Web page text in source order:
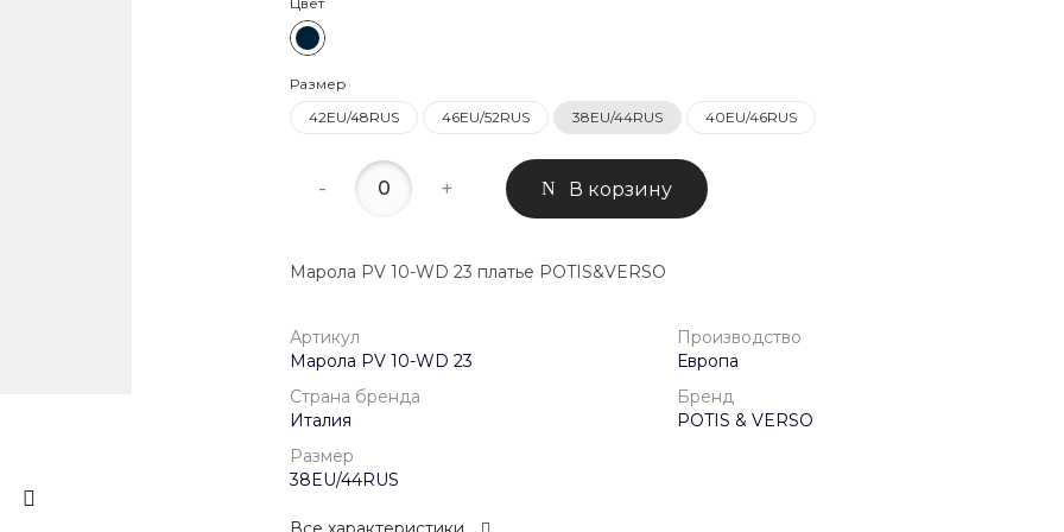
Школьная, дом 93к2
Сб-Вс Выходной
Размер
42EU/48RUS
46EU/52RUS 38EU/44RUS 40EU/46RUS
- + В корзину
Марола PV 10-WD 23 платье POTIS&VERSO
Артикул
Марола PV 10-WD 23
Производство
Европа
Страна бренда
Италия
Бренд
POTIS & VERSO
Размер
38EU/44RUS